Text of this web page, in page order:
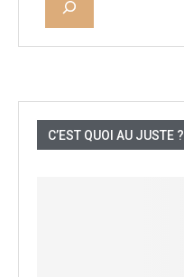
C’EST QUOI AU JUSTE ?